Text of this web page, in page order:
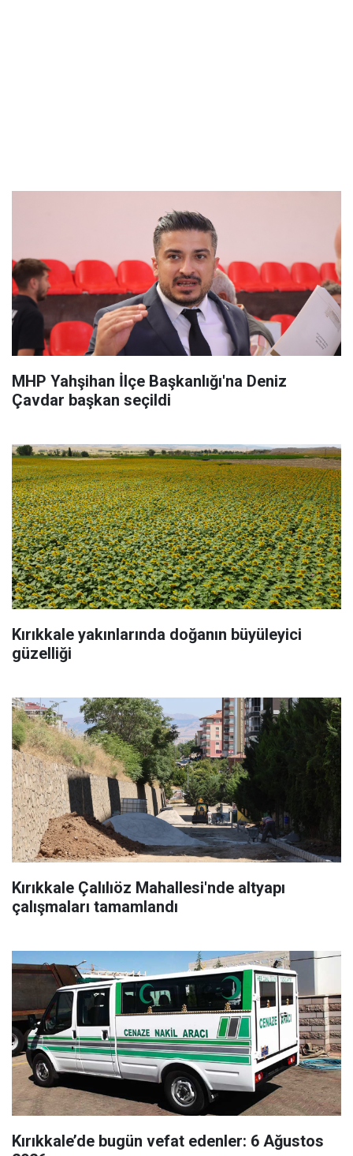
MHP Yahşihan İlçe Başkanlığı'na Deniz
Çavdar başkan seçildi
Kırıkkale yakınlarında doğanın büyüleyici
güzelliği
Kırıkkale Çalılıöz Mahallesi'nde altyapı
çalışmaları tamamlandı
Kırıkkale’de bugün vefat edenler: 6 Ağustos